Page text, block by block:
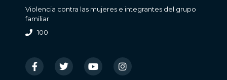
Violencia contra las mujeres e integrantes del grupo
familiar
100